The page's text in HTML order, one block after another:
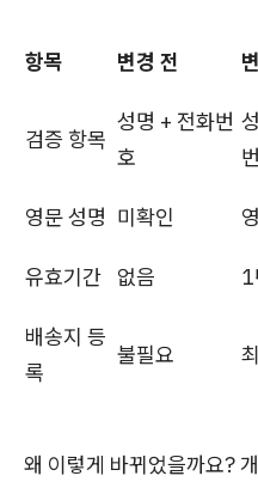
항목 변경 전
검증 항목
성명 + 전화번
호
영문 성명 미확인
유효기간 없음
배송지 등
록
불필요
왜 이렇게 바뀌었을까요?